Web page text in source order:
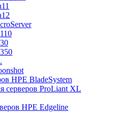
HPE BladeSystem
серверов ProLiant XL
HPE Edgeline